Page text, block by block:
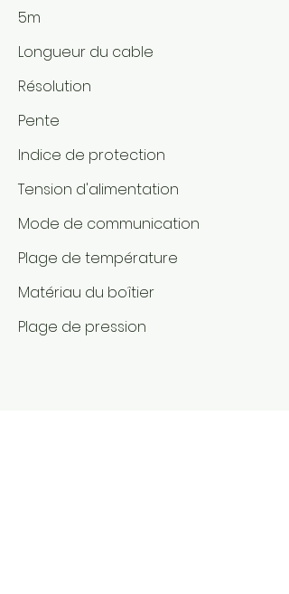
5m
Longueur du cable
Résolution
Pente
Indice de protection
Tension d'alimentation
Mode de communication
Plage de température
Matériau du boîtier
Plage de pression